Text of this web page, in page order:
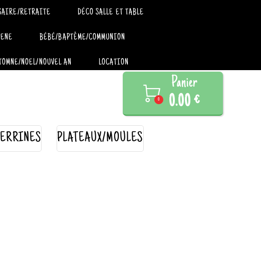
RETRAITE DÉCO SALLE ET TABLE
BÉBÉ/BAPTÊME/COMMUNION
NOEL/NOUVEL AN LOCATION

0
Panier
0.00 €
PLATEAUX/MOULES